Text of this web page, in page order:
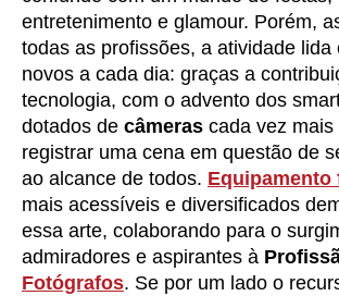
entretenimento e glamour. Porém,
todas as profissões, a atividade lida
novos a cada dia: graças a
tecnologia, com o advento dos
dotados de câmeras cada vez mais
registrar uma cena em questão de
ao alcance de todos.
mais acessíveis e diversificados
essa arte, colaborando para o
admiradores e aspirantes à
Fotógrafos. Se por um lado o